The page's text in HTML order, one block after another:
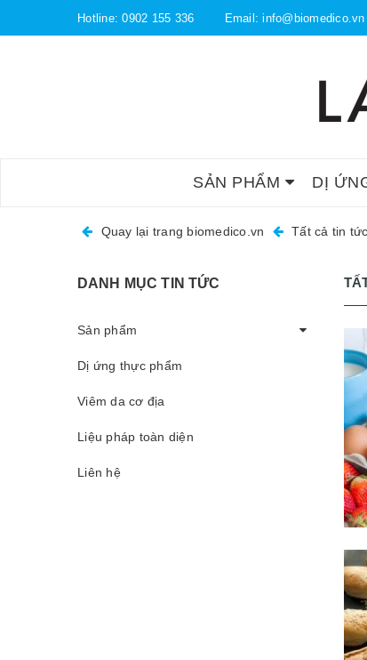
Hotline:0902 155 336 Email:info@biomedico.vn
SẢN PHẨM DỊ
Quay lại trang biomedico.vn Tất cả tin tức
DANH MỤC TIN TỨC
Sản phẩm
Dị ứng thực phẩm
Viêm da cơ địa
Liệu pháp toàn diện
Liên hệ